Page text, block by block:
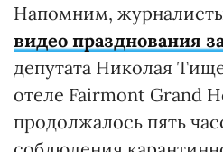
Напомним,
видео празднования
депутата Николая
отеле Fairmont Grand
продолжалось пять